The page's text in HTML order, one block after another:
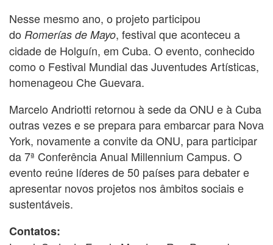
Nesse mesmo ano, o projeto participou
do Romerías de Mayo, festival que aconteceu a
cidade de Holguín, em Cuba. O evento, conhecido
como o Festival Mundial das Juventudes Artísticas,
homenageou Che Guevara.
Marcelo Andriotti retornou à sede da ONU e à Cuba
outras vezes e se prepara para embarcar para Nova
York, novamente a convite da ONU, para participar
da 7ª Conferência Anual Millennium Campus. O
evento reúne líderes de 50 países para debater e
apresentar novos projetos nos âmbitos sociais e
sustentáveis.
Contatos: